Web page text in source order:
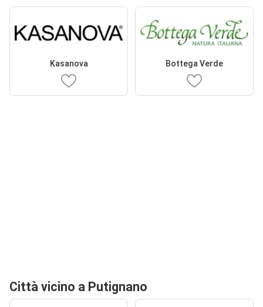
Kasanova Bottega Verde
Città vicino a Putignano